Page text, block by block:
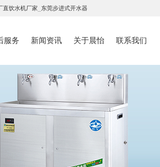
直饮水机厂家 东莞步进式开水器
服务 新闻资讯 关于晨怡 联系我们